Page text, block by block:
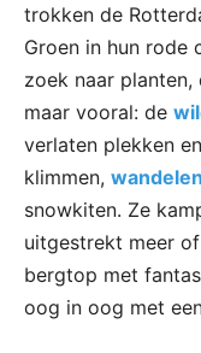
trokken de
Groen in hun rode
zoek naar
maar vooral: de
verlaten plekken
klimmen, wandelen
snowkiten. Ze
uitgestrekt meer
bergtop met
oog in oog met